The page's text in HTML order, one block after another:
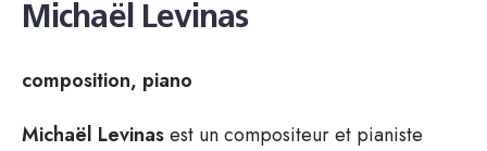
Michaël Levinas
composition, piano
Michaël Levinasest un compositeur et pianiste